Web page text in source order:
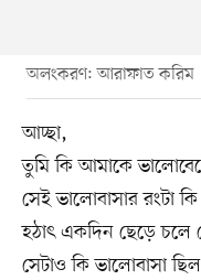
অলংকরণ: আরাফাত করিম
আচ্ছা,
তুমি কি আমাকে
সেই ভালোবাসার রংটা
হঠাৎ একদিন ছেড়ে চলে
সেটাও কি ভালোবাসা